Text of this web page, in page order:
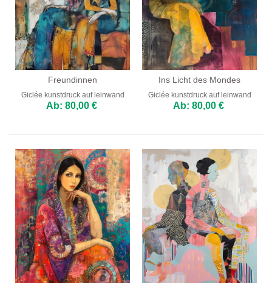
Freundinnen
Giclée kunstdruck auf leinwand
Ab: 80,00 €
Ins Licht des Mondes
Giclée kunstdruck auf leinwand
Ab: 80,00 €